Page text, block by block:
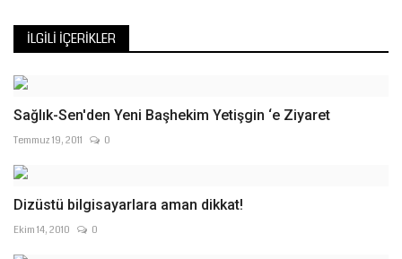
İLGILI İÇERIKLER
Sağlık-Sen'den Yeni Başhekim Yetişgin ‘e Ziyaret
Temmuz 19, 2011 0
Dizüstü bilgisayarlara aman dikkat!
Ekim 14, 2010 0